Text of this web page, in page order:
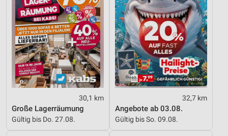
30,1 km
Große Lagerräumung
Gültig bis Do. 27.08.
32,7 km
Angebote ab 03.08.
Gültig bis So. 09.08.